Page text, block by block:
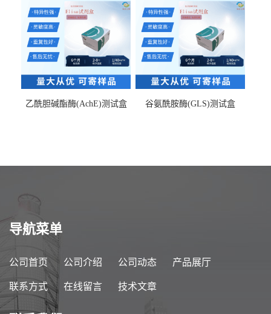
乙酰胆碱酯酶(AchE)测试盒 谷氨酰胺酶(GLS)测试盒
导航菜单
公司首页 公司介绍 公司动态 产品展厅
联系方式 在线留言 技术文章